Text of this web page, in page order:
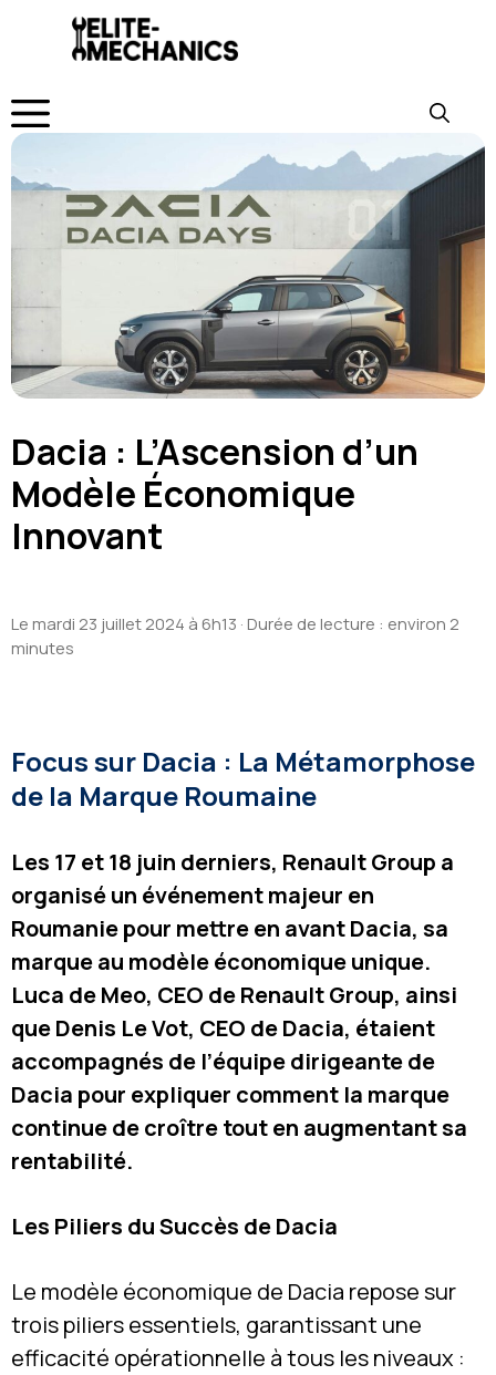
MENU
Dacia : L’Ascension d’un
Modèle Économique
Innovant
Le mardi 23 juillet 2024 à 6h13 · Durée de lecture : environ 2
minutes
Focus sur Dacia : La Métamorphose
de la Marque Roumaine
Les 17 et 18 juin derniers, Renault Group a
organisé un événement majeur en
Roumanie pour mettre en avant Dacia, sa
marque au modèle économique unique.
Luca de Meo, CEO de Renault Group, ainsi
que Denis Le Vot, CEO de Dacia, étaient
accompagnés de l’équipe dirigeante de
Dacia pour expliquer comment la marque
continue de croître tout en augmentant sa
rentabilité.
Les Piliers du Succès de Dacia
Le modèle économique de Dacia repose sur
trois piliers essentiels, garantissant une
efficacité opérationnelle à tous les niveaux :